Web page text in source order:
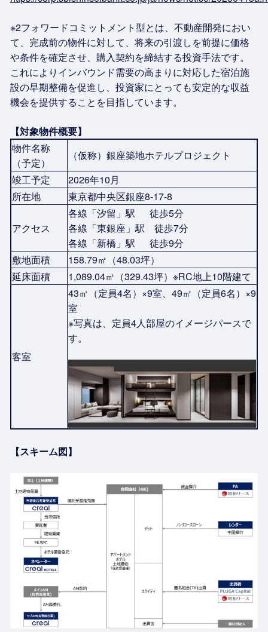
※2フォワードコミットメント型とは、不動産開発におい
て、完成前の物件に対して、将来の引渡しを前提に価格
や条件を確定させ、購入契約を締結する投資手法です。
これによりインバウンド需要の高まりに対応した宿泊施
設の早期整備を促進し、投資家にとっても安定的な収益
機会を提供することを目指しています。
【対象物件概要】
物件名称
（予定）
（仮称）銀座築地ホテルプロジェクト
竣工予定
2026年10月
所在地
東京都中央区銀座8-17-8
アクセス
各線「汐留」駅 徒歩5分
各線「東銀座」駅 徒歩7分
各線「新橋」駅 徒歩9分
敷地面積
158.79㎡（48.03坪）
延床面積
1,089.04㎡（329.43坪）※RC地上10階建て
客室
43㎡（定員4名）×9室、49㎡（定員6名）×9
室
※写真は、定員4人部屋のイメージパースで
す。
【スキーム図】